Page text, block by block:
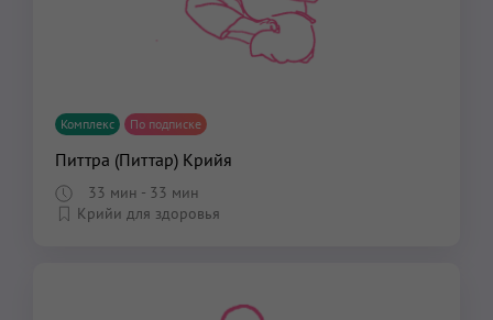
Комплекс По подписке
Питтра (Питтар) Крийя
33 мин - 33 мин
Крийи для здоровья